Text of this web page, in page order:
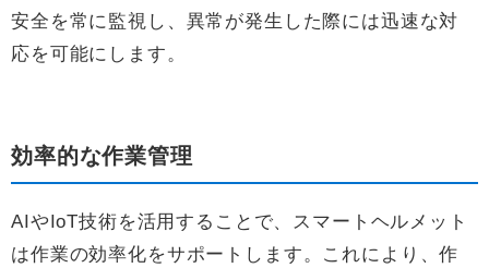
安全を常に監視し、異常が発生した際には迅速な対
応を可能にします。
効率的な作業管理
AIやIoT技術を活用することで、スマートヘルメット
は作業の効率化をサポートします。これにより、作